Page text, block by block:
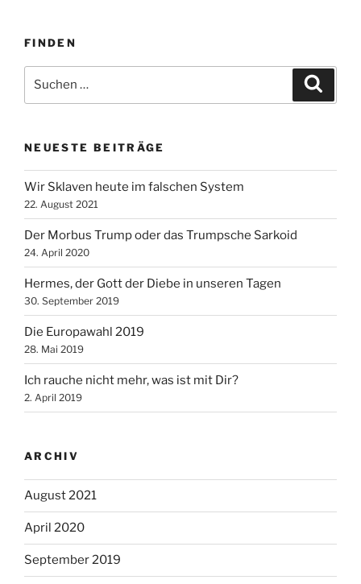
FINDEN
nach:
NEUESTE BEITRÄGE
Wir Sklaven heute im falschen System
22. August 2021
Der Morbus Trump oder das Trumpsche Sarkoid
24. April 2020
Hermes, der Gott der Diebe in unseren Tagen
30. September 2019
Die Europawahl 2019
28. Mai 2019
Ich rauche nicht mehr, was ist mit Dir?
2. April 2019
ARCHIV
August 2021
April 2020
September 2019